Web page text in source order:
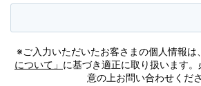
※ご入力いただいたお客さまの個人情報は、
について」 に基づき適正に取り扱います
意の上お問い合わせくださ